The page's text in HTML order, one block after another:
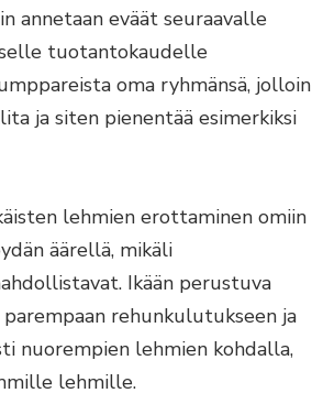
annetaan eväät seuraavalle
tuotantokaudelle
oma ryhmänsä, jolloin
ja siten pienentää esimerkiksi
lehmien erottaminen omiin
äärellä, mikäli
Ikään perustuva
rehunkulutukseen ja
nuorempien lehmien kohdalla,
lehmille.